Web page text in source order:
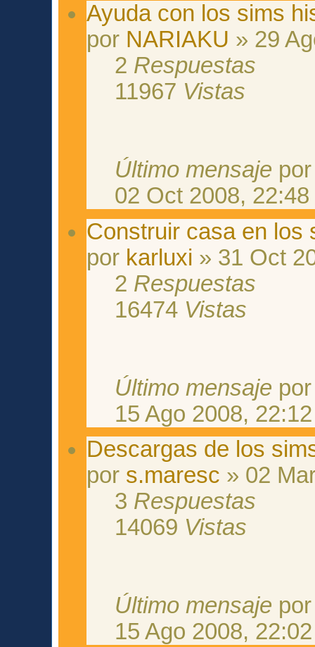
Ayuda con los sims
por NARIAKU » 29
2 Respuestas
11967 Vistas
Último mensaje
02 Oct 2008, 22:48
Construir casa en los
por karluxi » 31 Oct
2 Respuestas
16474 Vistas
Último mensaje
15 Ago 2008, 22:12
Descargas de los
por s.maresc » 02
3 Respuestas
14069 Vistas
Último mensaje
15 Ago 2008, 22:02